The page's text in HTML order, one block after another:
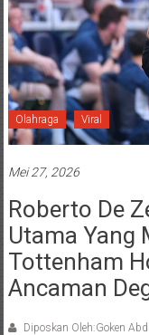
Olahraga Viral
Mei 27, 2026
Roberto De
Utama Yang
Tottenham
Ancaman
Diposkan Oleh:Goken